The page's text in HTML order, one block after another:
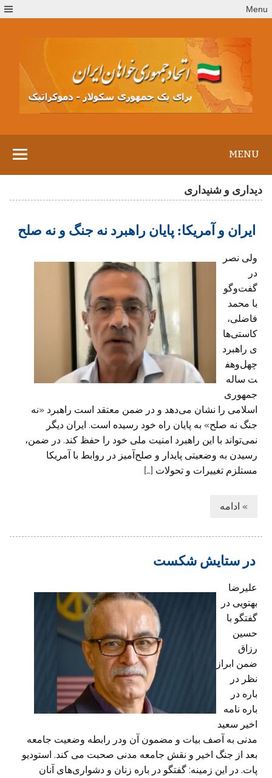
to
Menu
MENU
دیداری و شنیداری
ایران و آمریکا: پایان راهبرد نه جنگ و نه صلح
ولی نصر
در
گفت‌وگو
با محمد
فاضلی،
کاستی‌ها
ی راهبرد
چهل‌وهف
ت ساله
جمهوری
اسلامی را نشان می‌دهد و در ضمن معتقد است راهبرد «نه
جنگ نه صلح» به پایان راه خود رسیده است. ایران دیگر
نمی‌تواند با این راهبرد امنیت ملی خود را حفظ کند. در ضمن،
رسیدن به وضعیتی پایدار و صلح‌آمیز در روابط با آمریکا
مستلزم تغییرات و تحولات […]
» ادامه
در ستایش شکست
علیرضا
بهتویی در
گفتگو با
حسین
رزاق
ضمن ابراز
نظر در
باره در
باره نامه
اخیر سعید
مدنی به آصف بیات و مضمون آن ودر رابطه وضعیت جامعه
بعد از جنگ اخیر و نقش جامعه مدنی صحبت می کند. استودیو
پات. در این زمینه: گفتگو در باره زنان و دشواری‌های آنان